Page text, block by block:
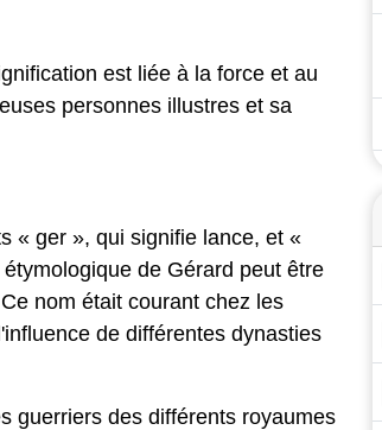
est liée à la force et au
personnes illustres et sa
« ger », qui signifie lance, et «
de Gérard peut être
nom était courant chez les
de différentes dynasties
guerriers des différents royaumes